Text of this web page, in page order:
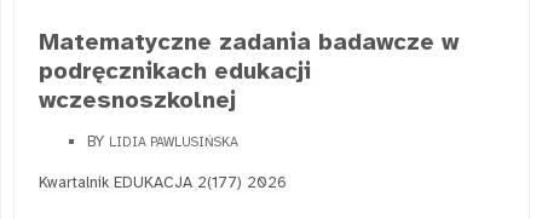
Matematyczne zadania badawcze w
podręcznikach edukacji
wczesnoszkolnej
BY LIDIA PAWLUSIŃSKA
Kwartalnik EDUKACJA 2(177) 2026